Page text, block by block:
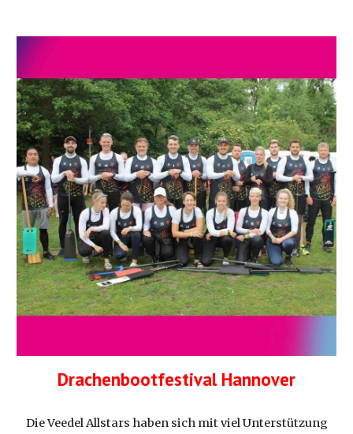
Drachenbootfestival Hannover
Die Veedel Allstars haben sich mit viel Unterstützung